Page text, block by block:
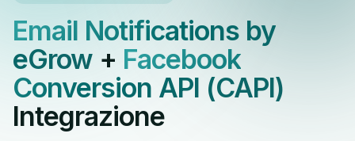
Email Notifications by
eGrow+ Facebook
Conversion API (CAPI)
Integrazione